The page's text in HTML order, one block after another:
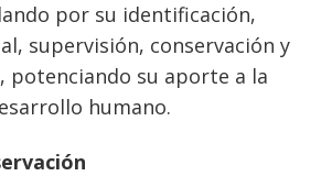
por su identificación,
supervisión, conservación y
potenciando su aporte a la
humano.